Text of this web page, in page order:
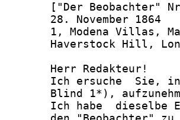
["Der Beobachter"
       28. November 1864
1, Modena Villas,
Haverstock Hill,
       Herr Redakteur!
Ich ersuche  Sie,
Blind 1*),
Ich habe  dieselbe